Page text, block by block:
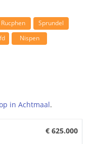
Rucphen
Sprundel
Nispen
in Achtmaal.
€ 625.000